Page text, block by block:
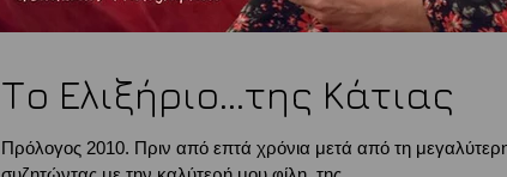
Το Ελιξήριο...της Κάτιας
Πρόλογος 2010. Πριν από επτά χρόνια μετά από τη